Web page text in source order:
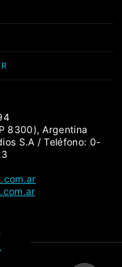
8300), Argentina
S.A / Teléfono: 0-